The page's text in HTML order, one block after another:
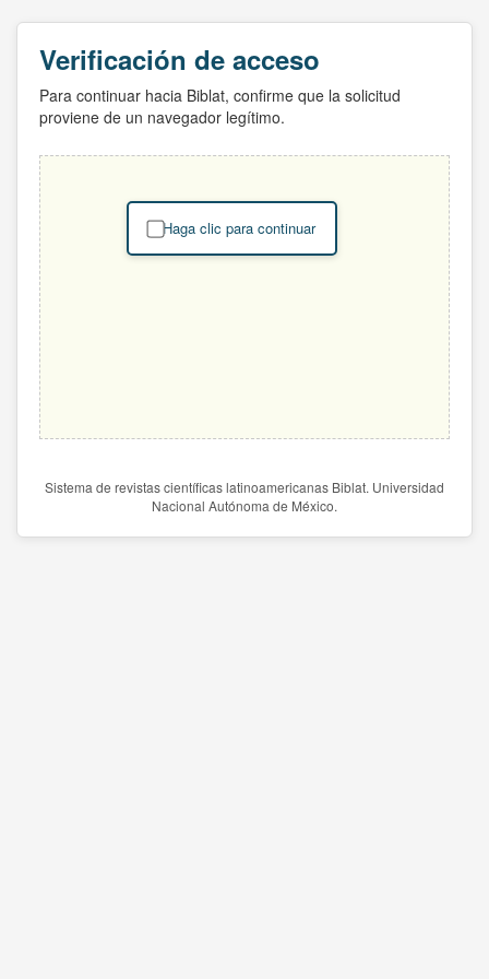
Verificación de acceso
Para continuar hacia Biblat, confirme que la solicitud
proviene de un navegador legítimo.
Haga clic para continuar
Sistema de revistas científicas latinoamericanas Biblat. Universidad
Nacional Autónoma de México.